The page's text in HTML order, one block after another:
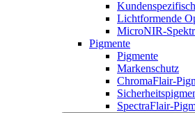
Lichtformende
MicroNIR-
Pigmente
Pigmente
Markenschutz
ChromaFlair-
SpectraFlair-